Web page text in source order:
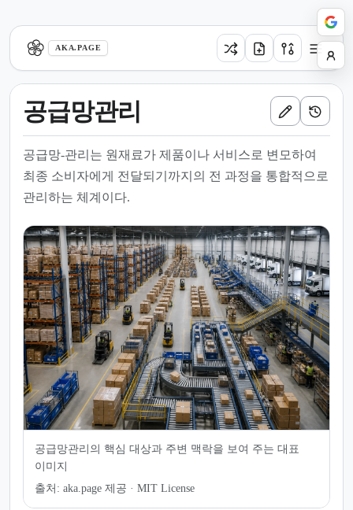
AKA.PAGE
공급망관리
공급망-관리는 원재료가 제품이나 서비스로 변모하여
최종 소비자에게 전달되기까지의 전 과정을 통합적으로
관리하는 체계이다.
공급망관리의 핵심 대상과 주변 맥락을 보여 주는 대표
이미지
출처: aka.page 제공 · MIT License